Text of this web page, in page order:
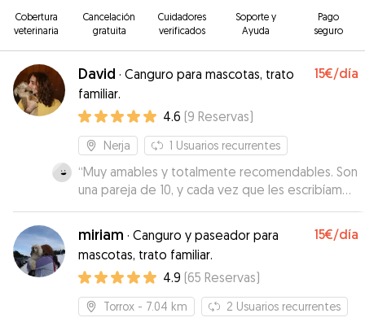
Cobertura
veterinaria
Cancelación
gratuita
Cuidadores
verificados
Soporte y
Ayuda
Pago
seguro
David · Canguro para mascotas, trato
familiar.
15€/día
4.6 (9 Reservas)
Nerja 1 Usuarios recurrentes
“Muy amables y totalmente recomendables. Son
una pareja de 10, y cada vez que les escribíamos
para saber cómo estaba nuestro perrito, nos
respondían rápidamente y siempre nos enviaban
alguna foto. No dudes en dejar a tu mascota con
ellos, estará en excelentes manos.
miriam · Canguro y paseador para
mascotas, trato familiar.
15€/día
4.9 (65 Reservas)
Torrox - 7.04 km 2 Usuarios recurrentes